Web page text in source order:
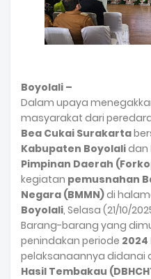
Boyolali –
Dalam upaya
masyarakat dari
Bea Cukai Surakarta
Kabupaten Boyolalidan
Pimpinan Daerah
kegiatan pemusnahan
Negara (BMMN)di
Boyolali, Selasa (21/10/
Barang-barang yang
penindakan periode 2024
pelaksanaannya didanai
Hasil Tembakau